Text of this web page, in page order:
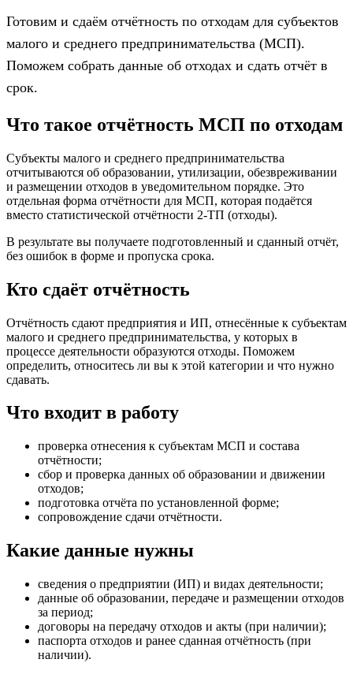
Готовим и сдаём отчётность по отходам для субъектов
малого и среднего предпринимательства (МСП).
Поможем собрать данные об отходах и сдать отчёт в
срок.
Что такое отчётность МСП по отходам
Субъекты малого и среднего предпринимательства
отчитываются об образовании, утилизации, обезвреживании
и размещении отходов в уведомительном порядке. Это
отдельная форма отчётности для МСП, которая подаётся
вместо статистической отчётности 2-ТП (отходы).
В результате вы получаете подготовленный и сданный отчёт,
без ошибок в форме и пропуска срока.
Кто сдаёт отчётность
Отчётность сдают предприятия и ИП, отнесённые к субъектам
малого и среднего предпринимательства, у которых в
процессе деятельности образуются отходы. Поможем
определить, относитесь ли вы к этой категории и что нужно
сдавать.
Что входит в работу
проверка отнесения к субъектам МСП и состава
отчётности;
сбор и проверка данных об образовании и движении
отходов;
подготовка отчёта по установленной форме;
сопровождение сдачи отчётности.
Какие данные нужны
сведения о предприятии (ИП) и видах деятельности;
данные об образовании, передаче и размещении отходов
за период;
договоры на передачу отходов и акты (при наличии);
паспорта отходов и ранее сданная отчётность (при
наличии).